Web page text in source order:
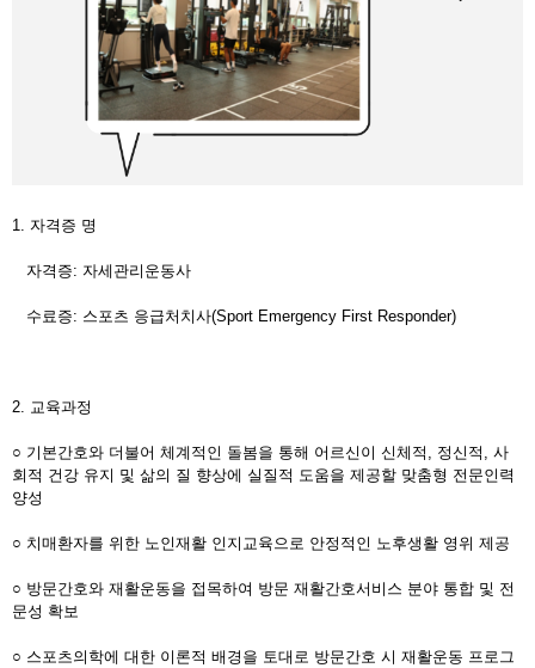
1. 자격증 명
자격증: 자세관리운동사
수료증: 스포츠 응급처치사(Sport Emergency First Responder)
2. 교육과정
○ 기본간호와 더불어 체계적인 돌봄을 통해 어르신이 신체적, 정신적, 사
회적 건강 유지 및 삶의 질 향상에 실질적 도움을 제공할 맞춤형 전문인력
양성
○ 치매환자를 위한 노인재활 인지교육으로 안정적인 노후생활 영위 제공
○ 방문간호와 재활운동을 접목하여 방문 재활간호서비스 분야 통합 및 전
문성 확보
○ 스포츠의학에 대한 이론적 배경을 토대로 방문간호 시 재활운동 프로그